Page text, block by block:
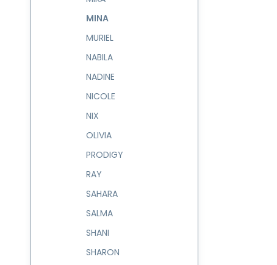
MINA
MURIEL
NABILA
NADINE
NICOLE
NIX
OLIVIA
PRODIGY
RAY
SAHARA
SALMA
SHANI
SHARON